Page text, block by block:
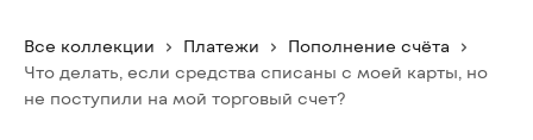
Все коллекции Платежи
Пополнение счёта
Что делать, если средства списаны с моей карты, но
не поступили на мой торговый счет?